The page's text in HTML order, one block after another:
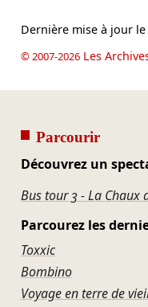
Dernière mise à jour le
© 2007-2026Les
Parcourir
Découvrez un
Parcourez les
Toxxic
Bombino
Voyage en terre de